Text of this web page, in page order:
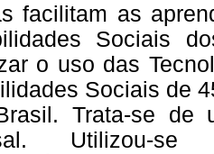
facilitam as
Sociais
o uso das
Sociais de
Trata-se de
Utilizou-